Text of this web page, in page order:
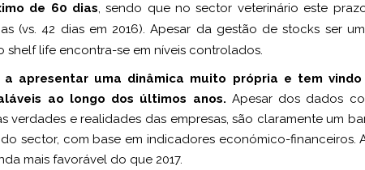
de 60 dias, sendo que no sector veterinário este
(vs. 42 dias em 2016). Apesar da gestão de stocks ser
shelf life encontra-se em níveis controlados.
apresentar uma dinâmica muito própria e tem
ao longo dos últimos anos. Apesar dos dados
verdades e realidades das empresas, são claramente um
sector, com base em indicadores económico-financeiros.
mais favorável do que 2017.